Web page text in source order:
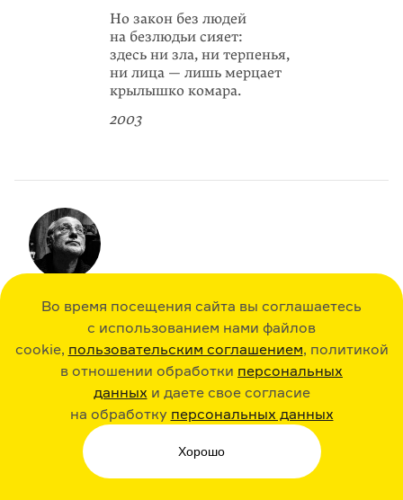
Во время посещения сайта вы соглашаетесь
с использованием нами файлов
cookie, пользовательским соглашением, политикой
в отношении обработки персональных
данных и даете свое согласие
на обработку персональных данных
Хорошо
Но закон без людей
на безлюдьи сияет:
здесь ни зла, ни терпенья,
ни лица — лишь мерцает
крылышко комара.
2003
РАССКАЗЫВАЕТ
Михаил Айзенберг
Поэт
Стихотворение «Ни себя, ни людей» написано
в 2003 году и входит в послед­нюю по времени группу
написанных Дашевским стихотворений. Ориги­нальные